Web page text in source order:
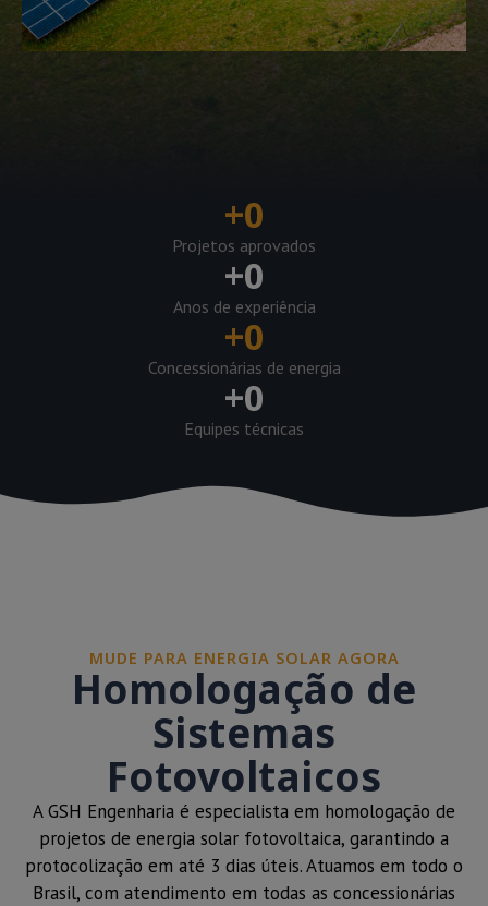
+0
Projetos aprovados
+0
Anos de experiência
+0
Concessionárias de energia
+0
Equipes técnicas
MUDE PARA ENERGIA SOLAR AGORA
Homologação de
Sistemas
Fotovoltaicos
A GSH Engenharia é especialista em homologação de
projetos de energia solar fotovoltaica, garantindo a
protocolização em até 3 dias úteis. Atuamos em todo o
Brasil, com atendimento em todas as concessionárias